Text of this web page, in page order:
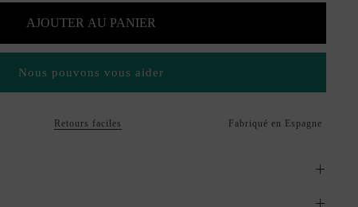
AJOUTER AU PANIER
Nous pouvons vous aider
Retours faciles Fabriqué en Espagne